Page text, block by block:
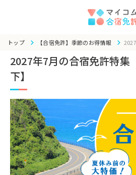
トップ 【合宿免許】季節のお得情報
2027年7月の合宿免許特集
下】